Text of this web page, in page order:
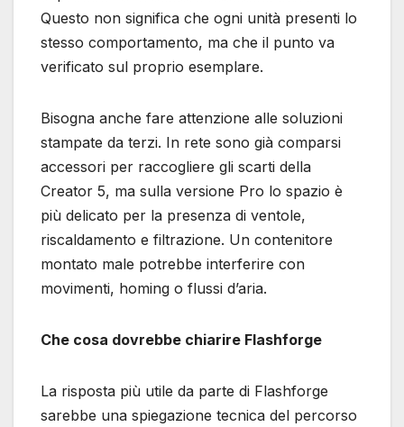
Questo non significa che ogni unità presenti lo
stesso comportamento, ma che il punto va
verificato sul proprio esemplare.
Bisogna anche fare attenzione alle soluzioni
stampate da terzi. In rete sono già comparsi
accessori per raccogliere gli scarti della
Creator 5, ma sulla versione Pro lo spazio è
più delicato per la presenza di ventole,
riscaldamento e filtrazione. Un contenitore
montato male potrebbe interferire con
movimenti, homing o flussi d’aria.
Che cosa dovrebbe chiarire Flashforge
La risposta più utile da parte di Flashforge
sarebbe una spiegazione tecnica del percorso